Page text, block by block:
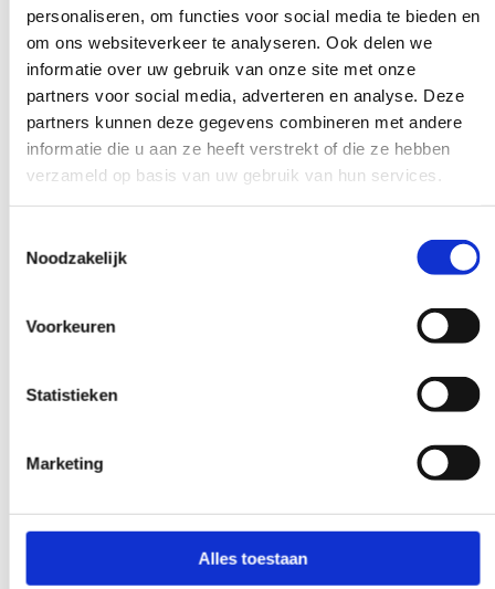
personaliseren, om functies voor social media te bieden en
om ons websiteverkeer te analyseren. Ook delen we
informatie over uw gebruik van onze site met onze
partners voor social media, adverteren en analyse. Deze
partners kunnen deze gegevens combineren met andere
informatie die u aan ze heeft verstrekt of die ze hebben
verzameld op basis van uw gebruik van hun services.
Noodzakelijk
Voorkeuren
Statistieken
Marketing
Alles toestaan
zorgt ervoor dat iedereen kan deelnemen zonder de
patiëntenzorg te verstoren.
Waarom werkt gezamenlijke
nascholing beter dan individuele
training?
Gezamenlijke nascholing voor zorgteams zorgt voor
betere onderlinge samenwerking
. Teamleden leren niet
alleen nieuwe kennis, maar ook hoe ze deze samen kunnen
Iedereen krijgt dezelfde informatie en hanteert dezelfde
Directe kennisuitwisseling tussen verschillende disciplines
Betere onderlinge communicatie door gedeelde ervaringen
Mogelijkheid om samen problemen op te lossen